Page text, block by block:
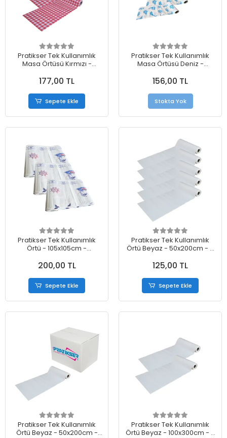
Pratikser Tek Kullanımlık
Masa Örtüsü Kırmızı -
177,00 TL
Sepete Ekle
Pratikser Tek Kullanımlık
Masa Örtüsü Deniz -
156,00 TL
Stokta Yok
Pratikser Tek Kullanımlık
Örtü - 105x105cm -
200,00 TL
Sepete Ekle
Pratikser Tek Kullanımlık
Örtü Beyaz - 50x200cm - 5
125,00 TL
Sepete Ekle
Pratikser Tek Kullanımlık
Örtü Beyaz - 50x200cm -
Pratikser Tek Kullanımlık
Örtü Beyaz - 100x300cm - 2